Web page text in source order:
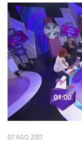
07 AGO 2017